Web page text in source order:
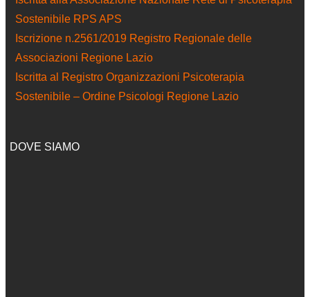
Sostenibile RPS APS
Iscrizione n.2561/2019 Registro Regionale delle
Associazioni Regione Lazio
Iscritta al Registro Organizzazioni Psicoterapia
Sostenibile – Ordine Psicologi Regione Lazio
DOVE SIAMO